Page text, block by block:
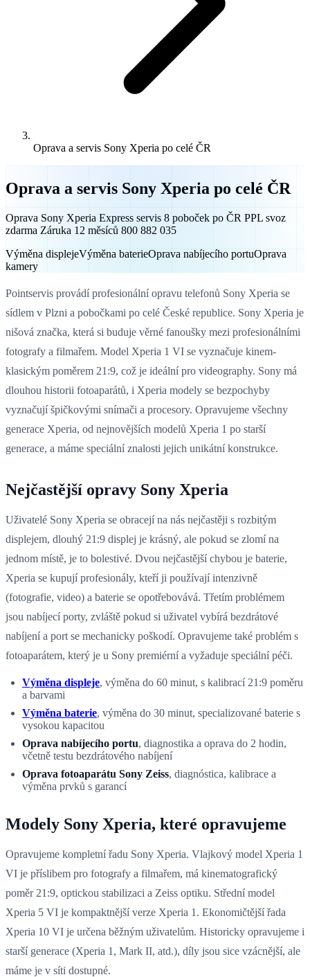
Oprava a servis Sony Xperia po celé ČR
Oprava a servis Sony Xperia po celé ČR
Oprava Sony Xperia Express servis 8 poboček po ČR PPL svoz
zdarma Záruka 12 měsíců 800 882 035
Výměna displejeVýměna baterieOprava nabíjecího portuOprava
kamery
Pointservis provádí profesionální opravu telefonů Sony Xperia se
sídlem v Plzni a pobočkami po celé České republice. Sony Xperia je
nišová značka, která si buduje věrné fanoušky mezi profesionálními
fotografy a filmařem. Model Xperia 1 VI se vyznačuje kinem-
klasickým poměrem 21:9, což je ideální pro videography. Sony má
dlouhou historii fotoaparátů, i Xperia modely se bezpochyby
vyznačují špičkovými snímači a procesory. Opravujeme všechny
generace Xperia, od nejnovějších modelů Xperia 1 po starší
generace, a máme speciální znalosti jejich unikátní konstrukce.
Nejčastější opravy Sony Xperia
Uživatelé Sony Xperia se obracejí na nás nejčastěji s rozbitým
displejem, dlouhý 21:9 displej je krásný, ale pokud se zlomí na
jednom místě, je to bolestivé. Dvou nejčastější chybou je baterie,
Xperia se kupují profesionály, kteří ji používají intenzivně
(fotografie, video) a baterie se opotřebovává. Třetím problémem
jsou nabíjecí porty, zvláště pokud si uživatel vybírá bezdrátové
nabíjení a port se mechanicky poškodí. Opravujeme také problém s
fotoaparátem, který je u Sony premiérní a vyžaduje speciální péči.
Výměna displeje, výměna do 60 minut, s kalibrací 21:9 poměru
a barvami
Výměna baterie, výměna do 30 minut, specializované baterie s
vysokou kapacitou
Oprava nabíjecího portu, diagnostika a oprava do 2 hodin,
včetně testu bezdrátového nabíjení
Oprava fotoaparátu Sony Zeiss, diagnóstica, kalibrace a
výměna prvků s garancí
Modely Sony Xperia, které opravujeme
Opravujeme kompletní řadu Sony Xperia. Vlajkový model Xperia 1
VI je příslibem pro fotografy a filmařem, má kinematografický
poměr 21:9, optickou stabilizaci a Zeiss optiku. Střední model
Xperia 5 VI je kompaktnější verze Xperia 1. Ekonomičtější řada
Xperia 10 VI je určena běžným uživatelům. Historicky opravujeme i
starší generace (Xperia 1, Mark II, atd.), díly jsou sice vzácnější, ale
máme je v síti dostupné.